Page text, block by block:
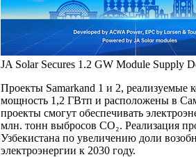
JA Solar Secures 1.2 GW Module Supply
Проекты Samarkand 1 и 2, реализуемые
мощность 1,2 ГВтп и расположены в
проекты смогут обеспечивать
млн. тонн выбросов CO₂. Реализация
Узбекистана по увеличению доли
электроэнергии к 2030 году.